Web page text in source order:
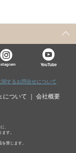
YouTube
関するお問合せについて
について 会社概要
、
す。
禁じます。